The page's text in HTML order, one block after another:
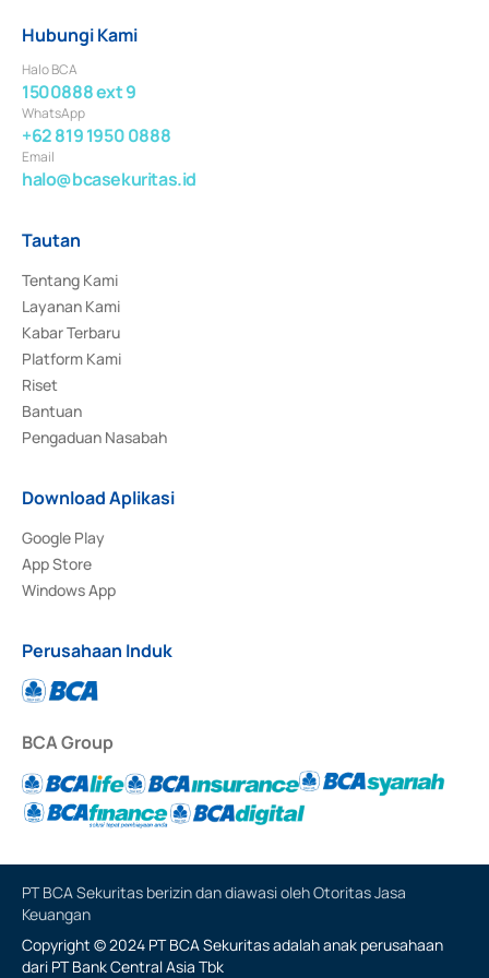
Hubungi Kami
Halo BCA
1500888 ext 9
WhatsApp
+62 819 1950 0888
Email
halo@bcasekuritas.id
Tautan
Tentang Kami
Layanan Kami
Kabar Terbaru
Platform Kami
Riset
Bantuan
Pengaduan Nasabah
Download Aplikasi
Google Play
App Store
Windows App
Perusahaan Induk
BCA Group
PT BCA Sekuritas berizin dan diawasi oleh Otoritas Jasa
Keuangan
Copyright © 2024 PT BCA Sekuritas adalah anak perusahaan
dari PT Bank Central Asia Tbk